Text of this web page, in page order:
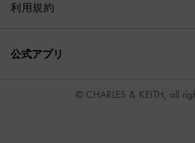
利用規約
公式アプリ
© CHARLES & KEITH, all